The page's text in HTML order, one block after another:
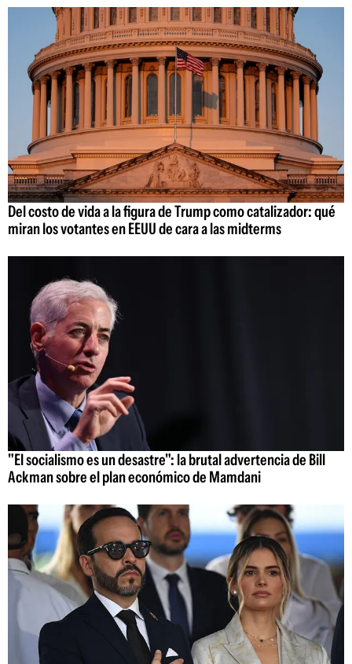
Del costo de vida a la figura de Trump como catalizador: qué
miran los votantes en EEUU de cara a las midterms
"El socialismo es un desastre": la brutal advertencia de Bill
Ackman sobre el plan económico de Mamdani